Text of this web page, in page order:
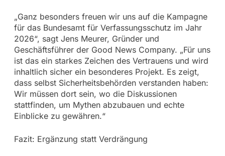
„Ganz besonders freuen wir uns auf die Kampagne
für das Bundesamt für Verfassungsschutz im Jahr
2026“, sagt Jens Meurer, Gründer und
Geschäftsführer der Good News Company. „Für uns
ist das ein starkes Zeichen des Vertrauens und wird
inhaltlich sicher ein besonderes Projekt. Es zeigt,
dass selbst Sicherheitsbehörden verstanden haben:
Wir müssen dort sein, wo die Diskussionen
stattfinden, um Mythen abzubauen und echte
Einblicke zu gewähren.“
Fazit: Ergänzung statt Verdrängung